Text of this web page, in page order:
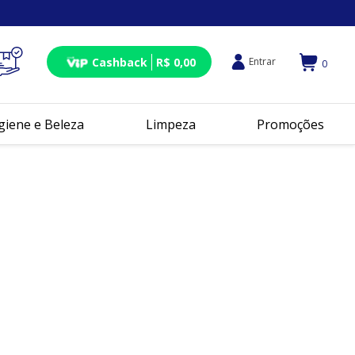
Cashback R$ 0,00 Entrar 0
e Beleza Limpeza Promoções